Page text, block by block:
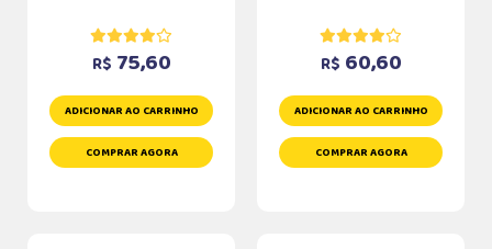
R$ 75,60
ADICIONAR AO CARRINHO
COMPRAR AGORA
R$ 60,60
ADICIONAR AO CARRINHO
COMPRAR AGORA